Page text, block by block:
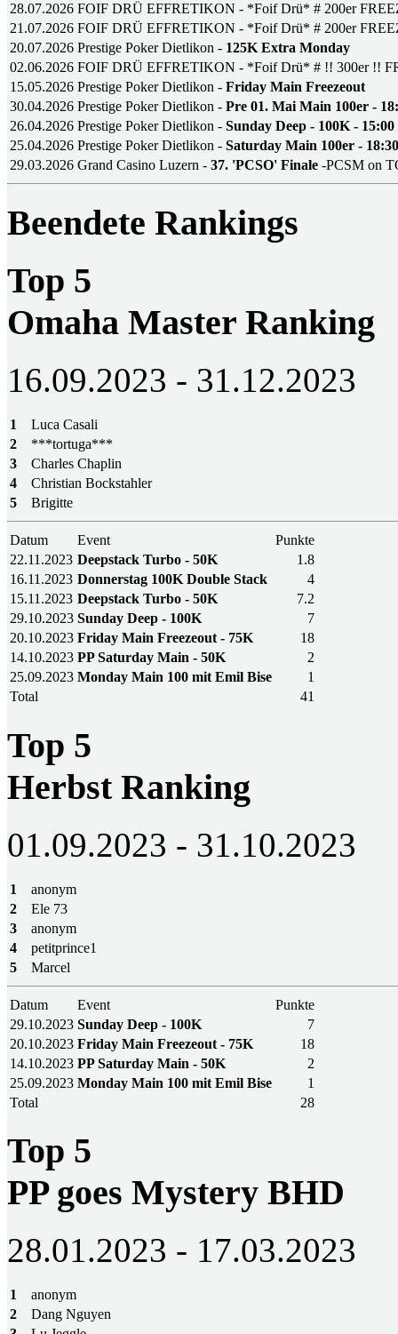
28.07.2026 FOIF DRÜ EFFRETIKON - *Foif Drü* # 200er
21.07.2026 FOIF DRÜ EFFRETIKON - *Foif Drü* # 200er
20.07.2026 Prestige Poker Dietlikon - 125K Extra Monday
02.06.2026 FOIF DRÜ EFFRETIKON - *Foif Drü* # !! 300er !!
15.05.2026 Prestige Poker Dietlikon - Friday Main Freezeout
30.04.2026 Prestige Poker Dietlikon - Pre 01. Mai Main 100er -
26.04.2026 Prestige Poker Dietlikon - Sunday Deep - 100K - 15:00
25.04.2026 Prestige Poker Dietlikon - Saturday Main 100er - 18:30
29.03.2026 Grand Casino Luzern - 37. 'PCSO' Finale -PCSM on
Beendete Rankings
Top 5
Omaha Master Ranking
16.09.2023 - 31.12.2023
1
Luca Casali
2
***tortuga***
3
Charles Chaplin
4
Christian Bockstahler
5
Brigitte
Datum Event
Punkte
22.11.2023 Deepstack Turbo - 50K
1.8
16.11.2023 Donnerstag 100K Double Stack
4
15.11.2023 Deepstack Turbo - 50K
7.2
29.10.2023 Sunday Deep - 100K
7
20.10.2023 Friday Main Freezeout - 75K
18
14.10.2023 PP Saturday Main - 50K
2
25.09.2023 Monday Main 100 mit Emil Bise
1
Total
41
Top 5
Herbst Ranking
01.09.2023 - 31.10.2023
1
anonym
2
Ele 73
3
anonym
4
petitprince1
5
Marcel
Datum Event
Punkte
29.10.2023 Sunday Deep - 100K
7
20.10.2023 Friday Main Freezeout - 75K
18
14.10.2023 PP Saturday Main - 50K
2
25.09.2023 Monday Main 100 mit Emil Bise
1
Total
28
Top 5
PP goes Mystery BHD
28.01.2023 - 17.03.2023
1
anonym
2
Dang Nguyen